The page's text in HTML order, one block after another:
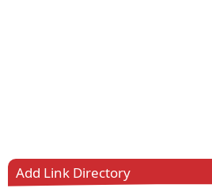
Add Link Directory